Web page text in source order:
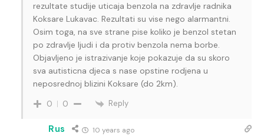
rezultate studije uticaja benzola na zdravlje radnika
Koksare Lukavac. Rezultati su vise nego alarmantni.
Osim toga, na sve strane pise koliko je benzol stetan
po zdravlje ljudi i da protiv benzola nema borbe.
Objavljeno je istrazivanje koje pokazuje da su skoro
sva autisticna djeca s nase opstine rodjena u
neposrednoj blizini Koksare (do 2km).
0 0 Reply
Rus 10 years ago